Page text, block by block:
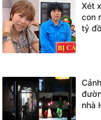
Xét
con
tỷ
nhà